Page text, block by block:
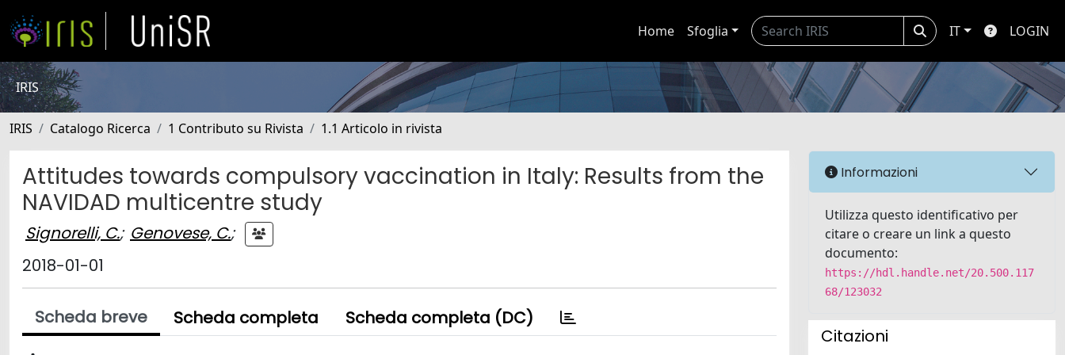
Home Sfoglia IT LOGIN
IRIS
IRIS Catalogo Ricerca 1 Contributo su Rivista 1.1 Articolo in rivista
Attitudes towards compulsory vaccination in Italy: Results from the
NAVIDAD multicentre study
Signorelli, C.; Genovese, C.;
2018-01-01
Scheda breve Scheda completa Scheda completa (DC)
Informazioni
Utilizza questo identificativo per
citare o creare un link a questo
documento:
https://hdl.handle.net/20.500.117
68/123032
Citazioni